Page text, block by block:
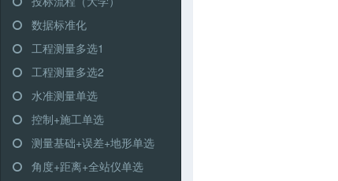
数据标准化
工程测量多选1
工程测量多选2
水准测量单选
控制+施工单选
测量基础+误差+地形单选
角度+距离+全站仪单选